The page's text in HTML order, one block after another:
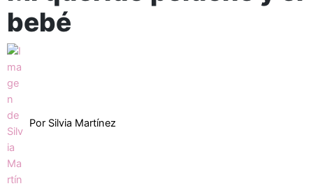
bebé
Por Silvia Martínez